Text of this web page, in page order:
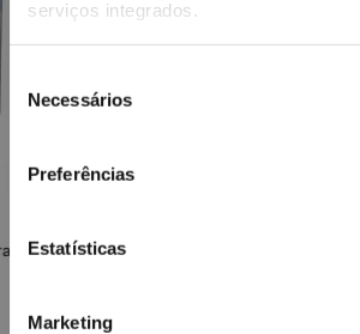
serviços integrados.
Necessários
Preferências
Estatísticas
Marketing
6